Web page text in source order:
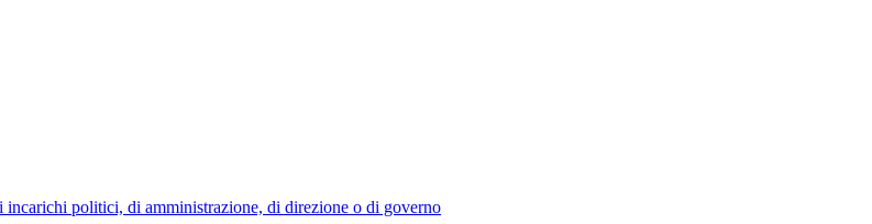
incarichi politici, di amministrazione, di direzione o di governo